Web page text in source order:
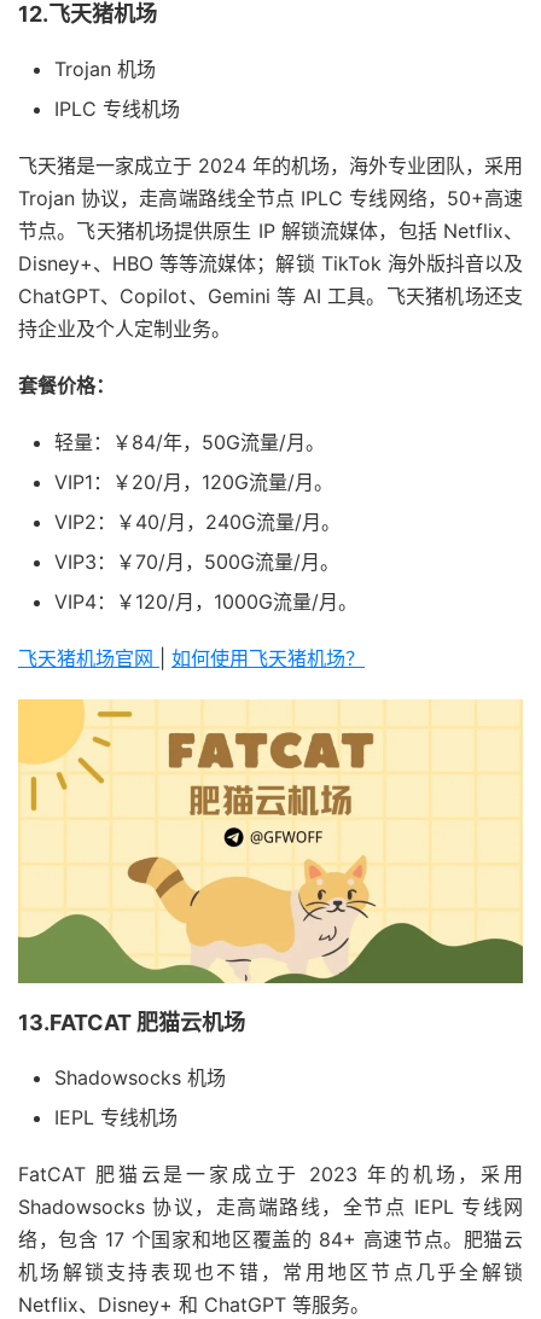
12.飞天猪机场
Trojan 机场
IPLC 专线机场
飞天猪是一家成立于 2024 年的机场，海外专业团队，采用
Trojan 协议，走高端路线全节点 IPLC 专线网络，50+高速
节点。飞天猪机场提供原生 IP 解锁流媒体，包括 Netflix、
Disney+、HBO 等等流媒体；解锁 TikTok 海外版抖音以及
ChatGPT、Copilot、Gemini 等 AI 工具。飞天猪机场还支
持企业及个人定制业务。
套餐价格：
轻量：￥84/年，50G流量/月。
VIP1：￥20/月，120G流量/月。
VIP2：￥40/月，240G流量/月。
VIP3：￥70/月，500G流量/月。
VIP4：￥120/月，1000G流量/月。
飞天猪机场官网 如何使用飞天猪机场？
13.FATCAT 肥猫云机场
Shadowsocks 机场
IEPL 专线机场
FatCAT 肥猫云是一家成立于 2023 年的机场，采用
Shadowsocks 协议，走高端路线，全节点 IEPL 专线网
络，包含 17 个国家和地区覆盖的 84+ 高速节点。肥猫云
机场解锁支持表现也不错，常用地区节点几乎全解锁
Netflix、Disney+ 和 ChatGPT 等服务。